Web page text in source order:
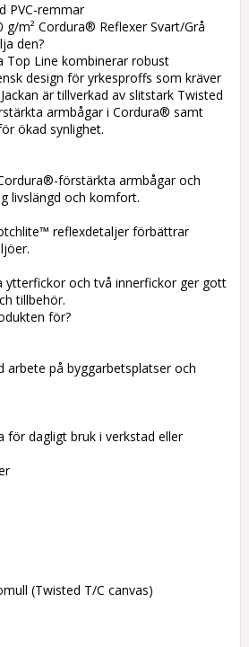
PVC-remmar
g/m² Cordura® Reflexer Svart/Grå
den?
Top Line kombinerar robust
design för yrkesproffs som kräver
är tillverkad av slitstark Twisted
armbågar i Cordura® samt
ökad synlighet.
förstärkta armbågar och
livslängd och komfort.
reflexdetaljer förbättrar
ytterfickor och två innerfickor ger gott
tillbehör.
för?
arbete på byggarbetsplatser och
för dagligt bruk i verkstad eller
(Twisted T/C canvas)